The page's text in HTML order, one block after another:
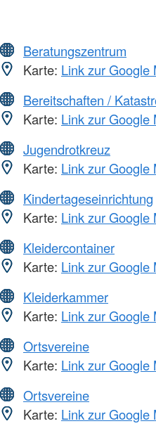
Beratungszentrum
Karte: Link zur Google
Bereitschaften /
Karte: Link zur Google
Jugendrotkreuz
Karte: Link zur Google
Kindertageseinrichtung
Karte: Link zur Google
Kleidercontainer
Karte: Link zur Google
Kleiderkammer
Karte: Link zur Google
Ortsvereine
Karte: Link zur Google
Ortsvereine
Karte: Link zur Google